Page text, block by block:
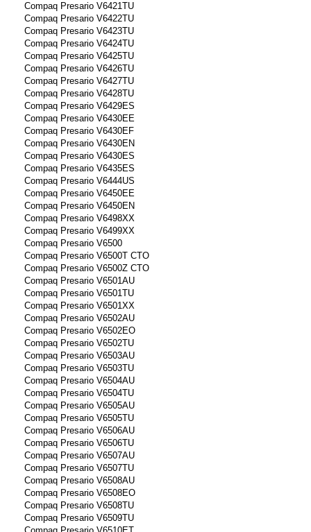
Compaq Presario V6421TU
Compaq Presario V6422TU
Compaq Presario V6423TU
Compaq Presario V6424TU
Compaq Presario V6425TU
Compaq Presario V6426TU
Compaq Presario V6427TU
Compaq Presario V6428TU
Compaq Presario V6429ES
Compaq Presario V6430EE
Compaq Presario V6430EF
Compaq Presario V6430EN
Compaq Presario V6430ES
Compaq Presario V6435ES
Compaq Presario V6444US
Compaq Presario V6450EE
Compaq Presario V6450EN
Compaq Presario V6498XX
Compaq Presario V6499XX
Compaq Presario V6500
Compaq Presario V6500T CTO
Compaq Presario V6500Z CTO
Compaq Presario V6501AU
Compaq Presario V6501TU
Compaq Presario V6501XX
Compaq Presario V6502AU
Compaq Presario V6502EO
Compaq Presario V6502TU
Compaq Presario V6503AU
Compaq Presario V6503TU
Compaq Presario V6504AU
Compaq Presario V6504TU
Compaq Presario V6505AU
Compaq Presario V6505TU
Compaq Presario V6506AU
Compaq Presario V6506TU
Compaq Presario V6507AU
Compaq Presario V6507TU
Compaq Presario V6508AU
Compaq Presario V6508EO
Compaq Presario V6508TU
Compaq Presario V6509TU